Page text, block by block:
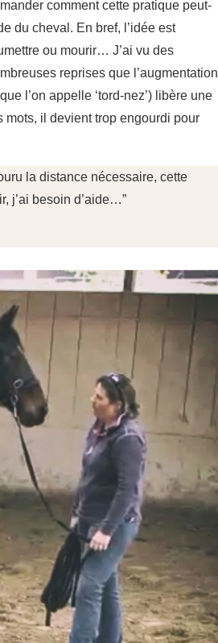
comment cette pratique peut-
du cheval. En bref, l’idée est
ou mourir… J’ai vu des
reprises que l’augmentation
l’on appelle ‘tord-nez’) libère une
mots, il devient trop engourdi pour
la distance nécessaire, cette
j’ai besoin d’aide…”